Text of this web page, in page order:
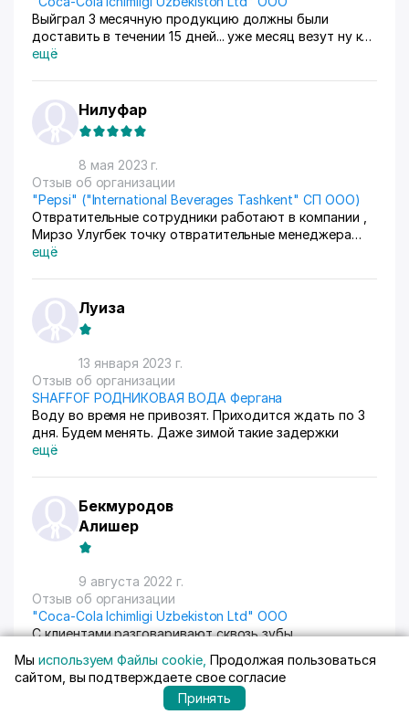
Выйграл 3 месячную продукцию должны были
доставить в течении 15 дней... уже месяц везут ну как
обычно обманули
ещё
Нилуфар
8 мая 2023 г.
Отзыв об организации
"Pepsi" ("International Beverages Tashkent" СП ООО)
Отвратительные сотрудники работают в компании ,
Мирзо Улугбек точку отвратительные менеджера
обслуживают! Ни кому не рекомендую это компанию
компании Пепси но из за таких сотрудников
менеджар и диллер этой компании не умеют совсем
норм общаться грубые не воспитанные!! мягко
говоря позор компании ! Не советую ни кому !!!!
ещё
Луиза
13 января 2023 г.
Отзыв об организации
SHAFFOF РОДНИКОВАЯ ВОДА Фергана
Воду во время не привозят. Приходится ждать по 3
дня. Будем менять. Даже зимой такие задержки
ещё
Бекмуродов
Алишер
9 августа 2022 г.
Отзыв об организации
"Coca-Cola Ichimligi Uzbekiston Ltd" ООО
С клиентами разговаривают сквозь зубы
Мы используем Файлы cookie, Продолжая пользоваться
сайтом, вы подтверждаете свое согласие
Принять